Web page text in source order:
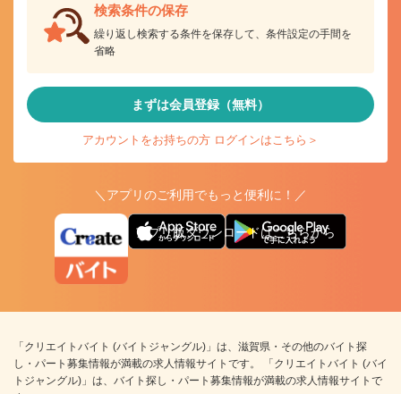
検索条件の保存
繰り返し検索する条件を保存して、条件設定の手間を
省略
まずは会員登録（無料）
アカウントをお持ちの方 ログインはこちら＞
＼アプリのご利用でもっと便利に！／
アプリ版ダウンロードはこちらから
「クリエイトバイト (バイトジャングル)」は、滋賀県・その他のバイト探
し・パート募集情報が満載の求人情報サイトです。 「クリエイトバイト (バイ
トジャングル)」は、バイト探し・パート募集情報が満載の求人情報サイトで